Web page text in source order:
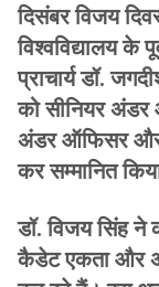
दिसंबर विजय
विश्वविद्यालय
प्राचार्य डॉ.
को सीनियर अंडर
अंडर ऑफिसर और
कर सम्मानित
डॉ. विजय सिंह ने
कैडेट एकता और